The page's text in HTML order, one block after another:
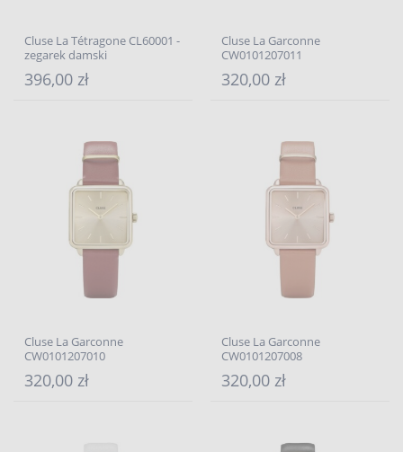
Cluse La Tétragone CL60001 -
zegarek damski
396,00 zł
Cluse La Garconne
CW0101207011
320,00 zł
Cluse La Garconne
CW0101207010
320,00 zł
Cluse La Garconne
CW0101207008
320,00 zł